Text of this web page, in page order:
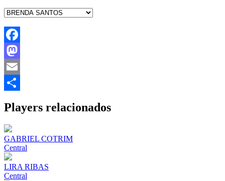
Facebook
Mastodon
Email
Players relacionados
GABRIEL COTRIM
Central
LIRA RIBAS
Central